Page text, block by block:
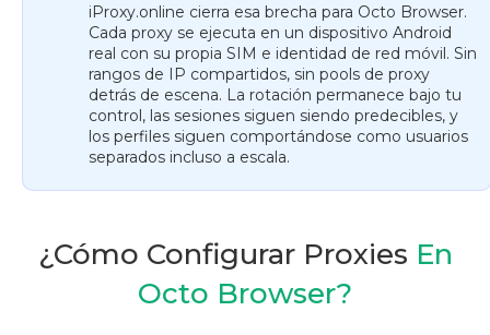
iProxy.online cierra esa brecha para Octo Browser.
Cada proxy se ejecuta en un dispositivo Android
real con su propia SIM e identidad de red móvil. Sin
rangos de IP compartidos, sin pools de proxy
detrás de escena. La rotación permanece bajo tu
control, las sesiones siguen siendo predecibles, y
los perfiles siguen comportándose como usuarios
separados incluso a escala.
¿Cómo Configurar Proxies En
Octo Browser?